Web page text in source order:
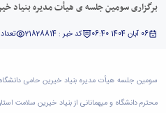
برگزاری سومین جلسه ی هیأت مدیره بنیاد
06 آبان 1404 06:40 کد خبر : 21828814 تعداد
سومین جلسه هیأت مدیره بنیاد خیرین حامی
محترم دانشگاه و میهمانانی از بنیاد خیرین سلامت